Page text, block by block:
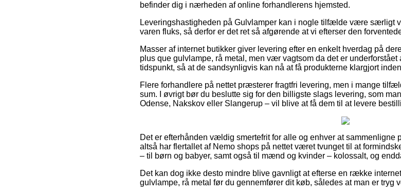
befinder dig i nærheden af online forhandlerens hjemsted.
Leveringshastigheden på Gulvlamper kan i nogle tilfælde være særligt
varen fluks, så derfor er det ret så afgørende at vi efterser den
Masser af internet butikker giver levering efter en enkelt hverdag på
plus que gulvlampe, rå metal, men vær vagtsom da det er underforstået
tidspunkt, så at de sandsynligvis kan nå at få produkterne klargjort
Flere forhandlere på nettet præsterer fragtfri levering, men i mange
sum. I øvrigt bør du beslutte sig for den billigste slags levering, som
Odense, Nakskov eller Slangerup – vil blive at få dem til at levere
Det er efterhånden vældig smertefrit for alle og enhver at sammenligne
altså har flertallet af Nemo shops på nettet været tvunget til at
– til børn og babyer, samt også til mænd og kvinder – kolossalt, og
Det kan dog ikke desto mindre blive gavnligt at efterse en række
gulvlampe, rå metal før du gennemfører dit køb, således at man er tryg